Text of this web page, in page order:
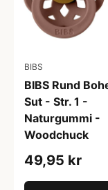
BIBS
BIBS Rund
Sut - Str. 1 -
Naturgummi -
Woodchuck
49,95 kr